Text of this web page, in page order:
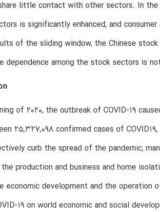
little contact with other sectors. In
is significantly enhanced, and
of the sliding window, the Chinese
dependence among the stock sectors is
of 2020, the outbreak of COVID-19
25,327,098 confirmed cases of
curb the spread of the pandemic,
production and business and home
economic development and the
19 on world economic and social